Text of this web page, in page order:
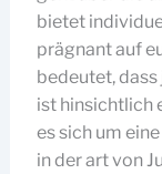
bietet
prägnant auf
bedeutet,
ist hinsichtlich
es sich um
in der art von